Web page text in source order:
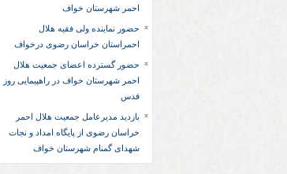
احمر شهرستان خواف
حضور نماینده ولی فقیه هلال
احمراستان خراسان رضوی درخواف
حضور گسترده اعضای جمعیت هلال
احمر شهرستان خواف در راهپیمایی روز
قدس
بازدید مدیرعامل جمعیت هلال احمر
خراسان رضوی از پایگاه امداد و نجات
شهدای گمنام شهرستان خواف